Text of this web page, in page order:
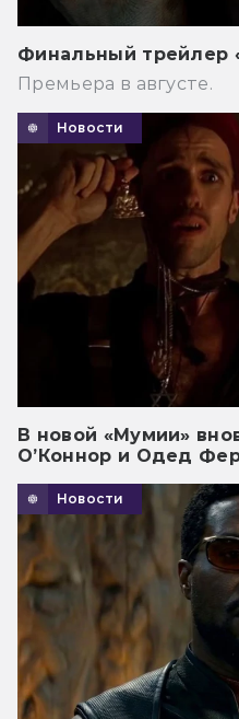
Финальный трейлер
Премьера в августе.
Новости
В новой «Мумии»
О’Коннор и Одед
Новости